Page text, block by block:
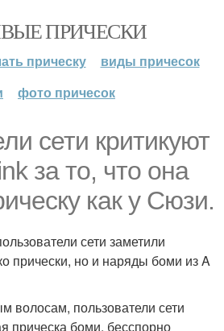
ПРИЧЕСКИ
прическу
виды причесок
фото причесок
сети критикуют
за то, что она
как у Сюзи.
сети заметили
прически, но и наряды боми из A
волосам, пользователи сети
прическа боми, бесспорно